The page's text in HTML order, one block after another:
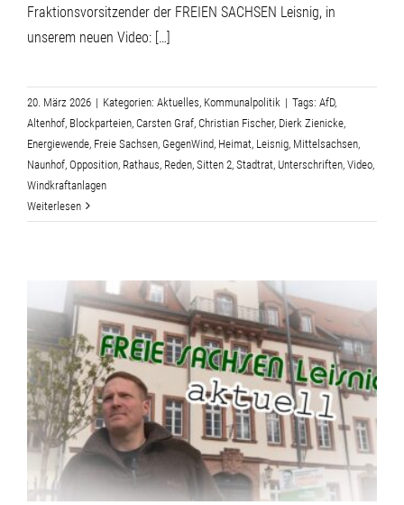
Fraktionsvorsitzender der FREIEN SACHSEN Leisnig, in
unserem neuen Video: […]
20. März 2026 | Kategorien: Aktuelles, Kommunalpolitik | Tags: AfD,
Altenhof, Blockparteien, Carsten Graf, Christian Fischer, Dierk Zienicke,
Energiewende, Freie Sachsen, GegenWind, Heimat, Leisnig, Mittelsachsen,
Naunhof, Opposition, Rathaus, Reden, Sitten 2, Stadtrat, Unterschriften, Video,
Windkraftanlagen
Weiterlesen